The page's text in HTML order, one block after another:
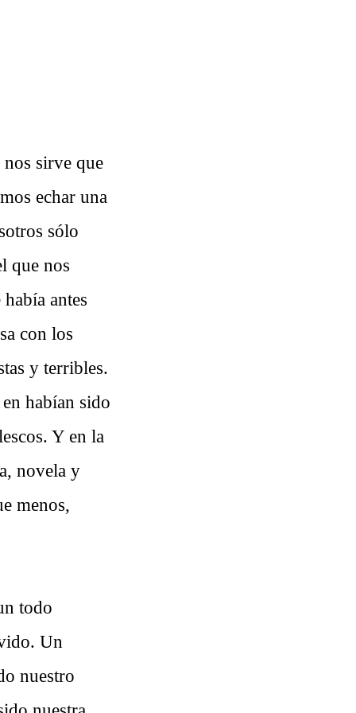
sirve que
echar una
sólo
que nos
antes
con los
y terribles.
habían sido
Y en la
novela y
menos,
todo
Un
nuestro